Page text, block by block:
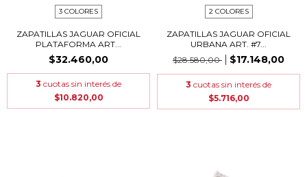
3 COLORES
ZAPATILLAS JAGUAR OFICIAL
PLATAFORMA ART...
$32.460,00
3 cuotas sin interés de
$10.820,00
2 COLORES
ZAPATILLAS JAGUAR OFICIAL
URBANA ART. #7...
$28.580,00
$17.148,00
3 cuotas sin interés de
$5.716,00